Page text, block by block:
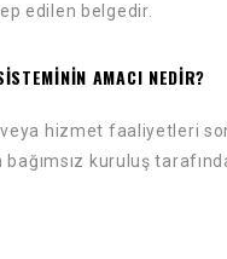
edilen belgedir.
AMACI NEDIR?
hizmet faaliyetleri
kuruluş